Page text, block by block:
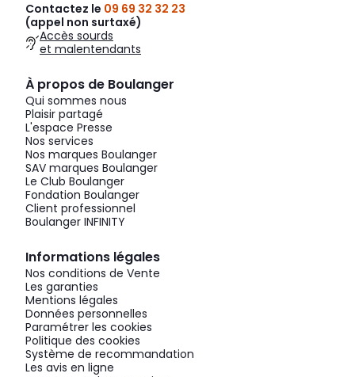
Contactez le 09 69 32 32 23
(appel non surtaxé)
Accès sourds
et malentendants
À propos de Boulanger
Qui sommes nous
Plaisir partagé
L'espace Presse
Nos services
Nos marques Boulanger
SAV marques Boulanger
Le Club Boulanger
Fondation Boulanger
Client professionnel
Boulanger INFINITY
Informations légales
Nos conditions de Vente
Les garanties
Mentions légales
Données personnelles
Paramétrer les cookies
Politique des cookies
Système de recommandation
Les avis en ligne